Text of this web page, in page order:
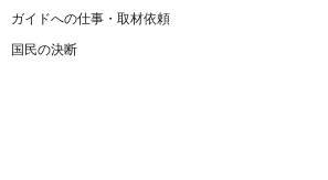
ガイドへの仕事・取材依頼
国民の決断